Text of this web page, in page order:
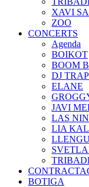
XAVI
ZOO
CONCERTS
Agenda
BOIKOT
BOOM
DJ
ELANE
JAVI
LAS
LIA
BOTIGA